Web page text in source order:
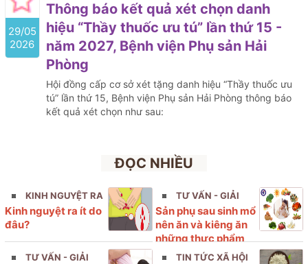
29/05
2026
Thông báo kết quả xét chọn danh
hiệu “Thầy thuốc ưu tú” lần thứ 15 -
năm 2027, Bệnh viện Phụ sản Hải
Phòng
Hội đồng cấp cơ sở xét tặng danh hiệu “Thầy thuốc ưu
tú” lần thứ 15, Bệnh viện Phụ sản Hải Phòng thông báo
kết quả xét chọn như sau:
ĐỌC NHIỀU
KINH NGUYỆT RA
ÍT
Kinh nguyệt ra ít do
đâu?
TƯ VẤN - GIẢI
ĐÁP
Sản phụ sau sinh mổ
nên ăn và kiêng ăn
những thực phẩm
nào?
TƯ VẤN - GIẢI
TIN TỨC XÃ HỘI